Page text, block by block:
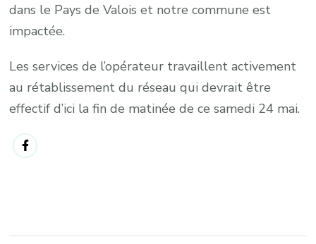
dans le Pays de Valois et notre commune est
impactée.
Les services de l’opérateur travaillent activement
au rétablissement du réseau qui devrait être
effectif d’ici la fin de matinée de ce samedi 24 mai.